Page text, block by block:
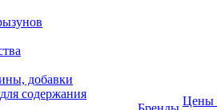
добавки
содержания
Цены